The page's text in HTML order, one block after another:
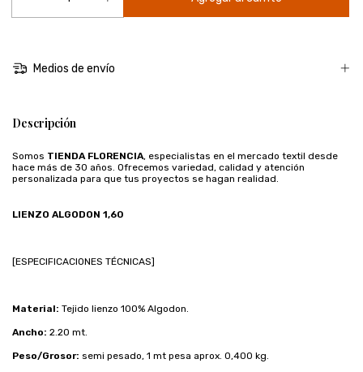
Medios de envío
Descripción
Somos TIENDA FLORENCIA, especialistas en el mercado textil desde
hace más de 30 años. Ofrecemos variedad, calidad y atención
personalizada para que tus proyectos se hagan realidad.
LIENZO ALGODON 1,60
[ESPECIFICACIONES TÉCNICAS]
Material: Tejido lienzo 100% Algodon.
Ancho: 2.20 mt.
Peso/Grosor: semi pesado, 1 mt pesa aprox. 0,400 kg.